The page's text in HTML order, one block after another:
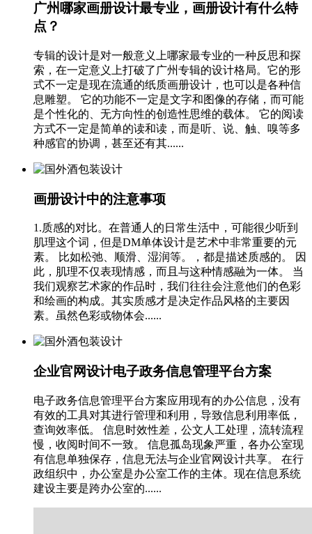
广州哪家画册设计最专业，画册设计有什么特
点？
专辑的设计是对一般意义上哪家最专业的一种反思和探
索，在一定意义上打破了广州专辑的设计格局。它的形
式不一定是现在流通的纸质画册设计，也可以是各种信
息雕塑。 它的功能不一定是文字和图像的存储，而可能
是个性化的、无方向性的创造性思维的载体。 它的阅读
方式不一定是简单的读和读，而是听、说、触、嗅等多
种感官的协调，甚至还有其......
画册设计中的注意事项
1.质感的对比。在普通人的日常生活中，可能很少听到
肌理这个词，但是DM单体设计是艺术中非常重要的元
素。 比如松弛、顺滑、湿润等。，都是描述质感的。 因
此，肌理不仅表现情感，而且与这种情感融为一体。 当
我们观察艺术家的作品时，我们往往会注意他们的色彩
和绘画的构成。其实质感才是决定作品风格的主要因
素。虽然色彩或物体会......
企业官网设计电子政务信息管理平台方案
电子政务信息管理平台方案应用现有的办公信息，没有
有效的工具对其进行管理和利用，导致信息利用率低，
查询效率低。 信息时效性差，公文人工处理，流转流程
慢，收阅时间不一致。 信息孤岛现象严重，各办公室现
有信息单独保存，信息无法与企业官网设计共享。 在行
政组织中，办公室是办公室工作的主体。现在信息系统
建设主要是跨办公室的......